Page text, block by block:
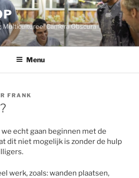
Multicultureel Camera Obscura
Menu
FRANK
echt gaan beginnen met de
dit niet mogelijk is zonder de hulp
werk, zoals: wanden plaatsen,